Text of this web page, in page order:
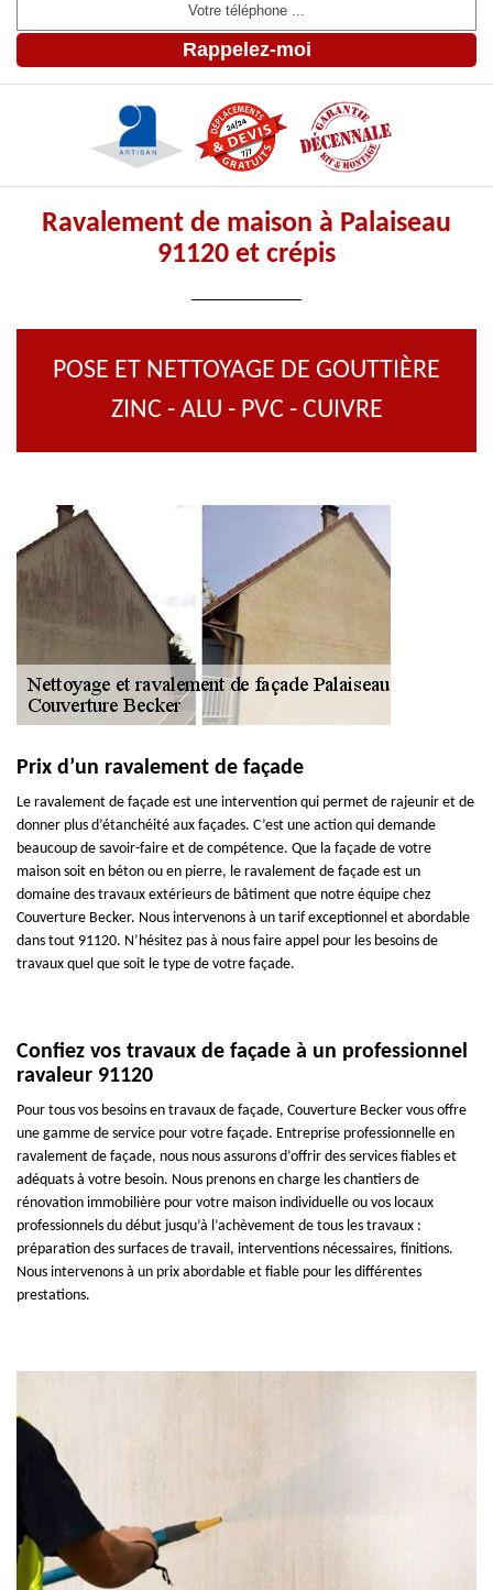
Ravalement de maison à Palaiseau
91120 et crépis
POSE ET NETTOYAGE DE GOUTTIÈRE
ZINC - ALU - PVC - CUIVRE
Prix d’un ravalement de façade
Le ravalement de façade est une intervention qui permet de rajeunir et de
donner plus d’étanchéité aux façades. C’est une action qui demande
beaucoup de savoir-faire et de compétence. Que la façade de votre
maison soit en béton ou en pierre, le ravalement de façade est un
domaine des travaux extérieurs de bâtiment que notre équipe chez
Couverture Becker. Nous intervenons à un tarif exceptionnel et abordable
dans tout 91120. N’hésitez pas à nous faire appel pour les besoins de
travaux quel que soit le type de votre façade.
Confiez vos travaux de façade à un professionnel
ravaleur 91120
Pour tous vos besoins en travaux de façade, Couverture Becker vous offre
une gamme de service pour votre façade. Entreprise professionnelle en
ravalement de façade, nous nous assurons d’offrir des services fiables et
adéquats à votre besoin. Nous prenons en charge les chantiers de
rénovation immobilière pour votre maison individuelle ou vos locaux
professionnels du début jusqu’à l’achèvement de tous les travaux :
préparation des surfaces de travail, interventions nécessaires, finitions.
Nous intervenons à un prix abordable et fiable pour les différentes
prestations.